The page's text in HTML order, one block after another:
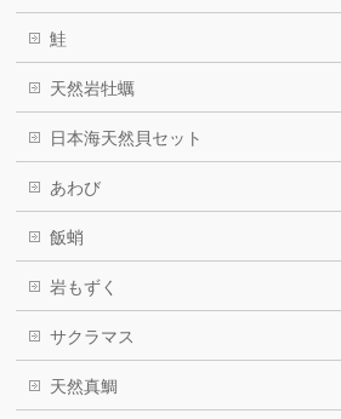
鮭
天然岩牡蠣
日本海天然貝セット
あわび
飯蛸
岩もずく
サクラマス
天然真鯛